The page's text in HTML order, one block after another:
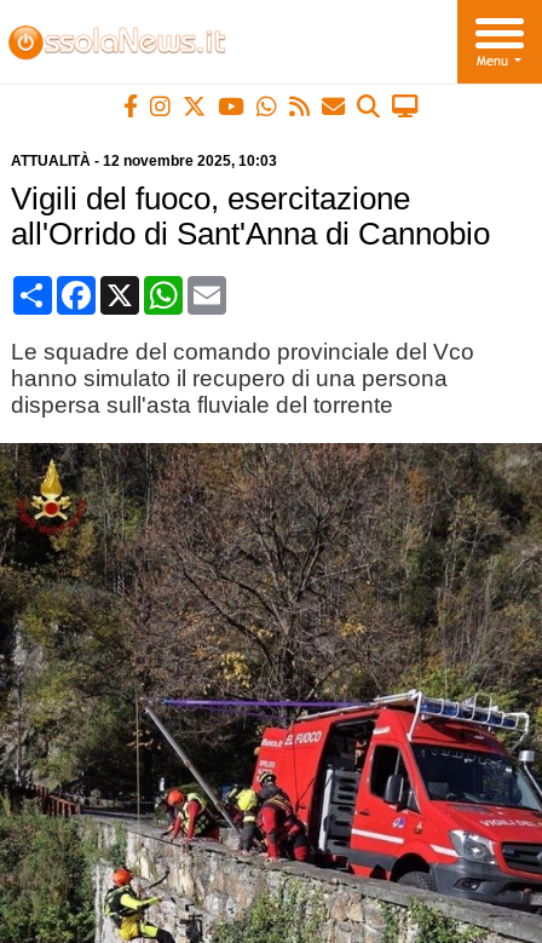
ATTUALITÀ- 12 novembre 2025, 10:03
Vigili del fuoco, esercitazione
all'Orrido di Sant'Anna di Cannobio
CondividiFacebook
X WhatsApp
Email
Le squadre del comando provinciale del Vco
hanno simulato il recupero di una persona
dispersa sull'asta fluviale del torrente